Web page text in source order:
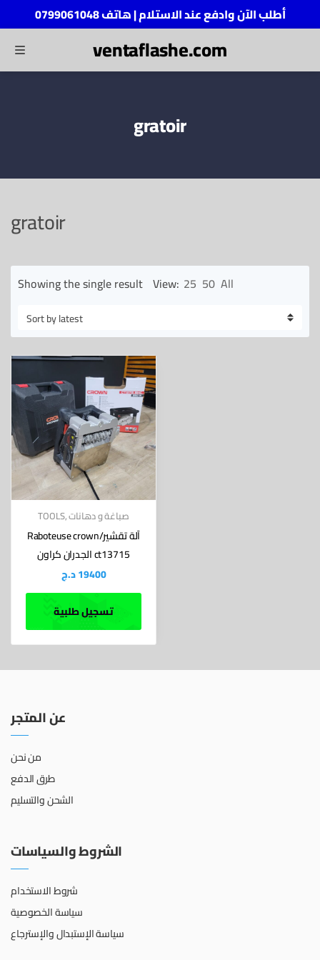
أطلب الآن وادفع عند الاستلام | هاتف 0799061048
MENU ventaflashe.com
gratoir
gratoir
Showing the single result View: 25 50 All
TOOLS,صباغة و دهانات
Raboteuse crown/آلة تقشير
الجدران كراون ct13715
19400د.ج
تسجيل طلبية
عن المتجر
من نحن
طرق الدفع
الشحن والتسليم
الشروط والسياسات
شروط الاستخدام
سياسة الخصوصية
سياسة الإستبدال والإسترجاع